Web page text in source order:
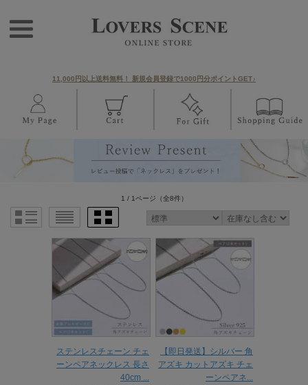
11,000円以上送料無料！ 新規会員登録で1000円分ポイントGET♪
1 / 1ページ （全8件）
ステンレスチェーン チェ
ーンペアネックレス 長さ
40cm ...
【即日発送】シルバー 角
アズキ カットアズキ チェ
ーンペアネ...